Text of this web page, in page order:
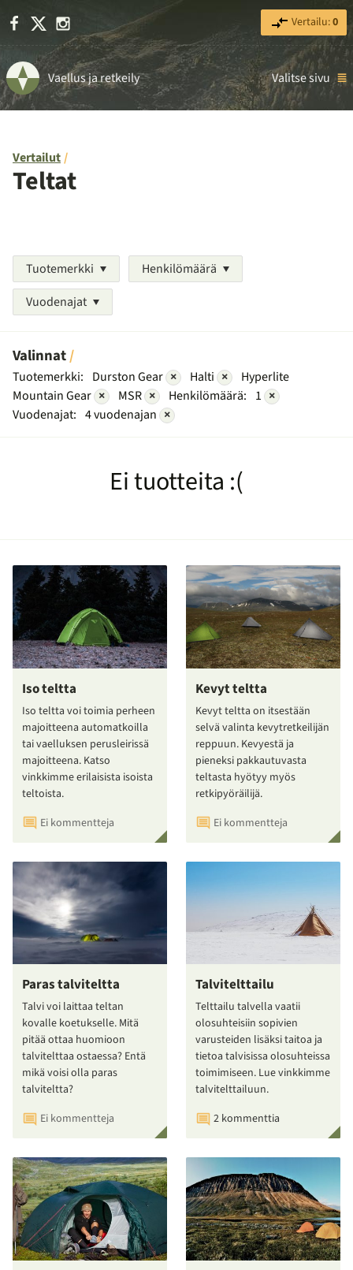
Facebook Instagram Vertailu:0
Vaellus ja retkeily Valitse sivu
Vertailut
Teltat
Tuotemerkki
Henkilömäärä
Vuodenajat
Valinnat
Tuotemerkki: Durston Gear × Halti ×
Hyperlite
Mountain Gear × MSR × Henkilömäärä: 1 ×
Vuodenajat: 4 vuodenajan ×
Ei tuotteita :(
Iso teltta
Iso teltta voi toimia perheen
majoitteena automatkoilla
tai vaelluksen perusleirissä
majoitteena. Katso
vinkkimme erilaisista isoista
teltoista.
Ei kommentteja
Kevyt teltta
Kevyt teltta on itsestään
selvä valinta kevytretkeilijän
reppuun. Kevyestä ja
pieneksi pakkautuvasta
teltasta hyötyy myös
retkipyöräilijä.
Ei kommentteja
Paras talviteltta
Talvi voi laittaa teltan
kovalle koetukselle. Mitä
pitää ottaa huomioon
talvitelttaa ostaessa? Entä
mikä voisi olla paras
talviteltta?
Ei kommentteja
Talvitelttailu
Telttailu talvella vaatii
olosuhteisiin sopivien
varusteiden lisäksi taitoa ja
tietoa talvisissa olosuhteissa
toimimiseen. Lue vinkkimme
talvitelttailuun.
2 kommenttia